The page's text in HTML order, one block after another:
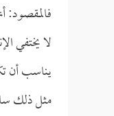
فالمقصود:
لا يختفي
يناسب أن
مثل ذلك